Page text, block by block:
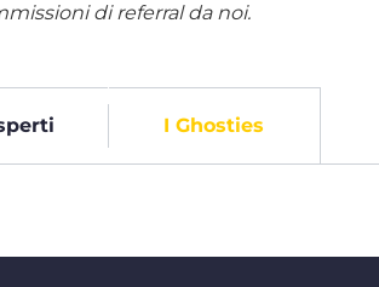
di referral da noi.
I Ghosties